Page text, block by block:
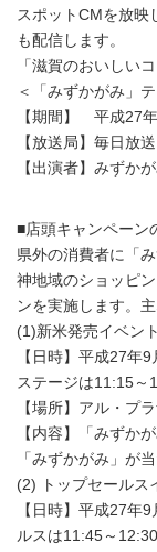
スポットCMを放映
も配信します。
「滋賀のおいしい
＜「みずかがみ」
【期間】 平成27
【放送局】毎日放
【出演者】みずか
■店頭キャンペーン
県外の消費者に「
神地域のショッピ
ンを実施します。
(1)新米発売イベント
【日時】平成27年
ステージは11:15～
【場所】アル・プ
【内容】「みずか
「みずかがみ」が
(2) トップセールス
【日時】平成27年
ルスは11:45～12:30